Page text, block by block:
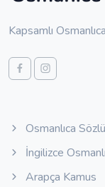
Kapsamlı
Osmanlıca
İngilizce
Arapça Kamus